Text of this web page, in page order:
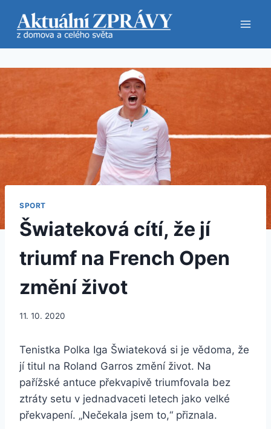
obsah
SPORT
Šwiateková cítí, že jí
triumf na French Open
změní život
11. 10. 2020
Tenistka Polka Iga Šwiateková si je vědoma, že
jí titul na Roland Garros změní život. Na
pařížské antuce překvapivě triumfovala bez
ztráty setu v jednadvaceti letech jako velké
překvapení. „Nečekala jsem to,“ přiznala.